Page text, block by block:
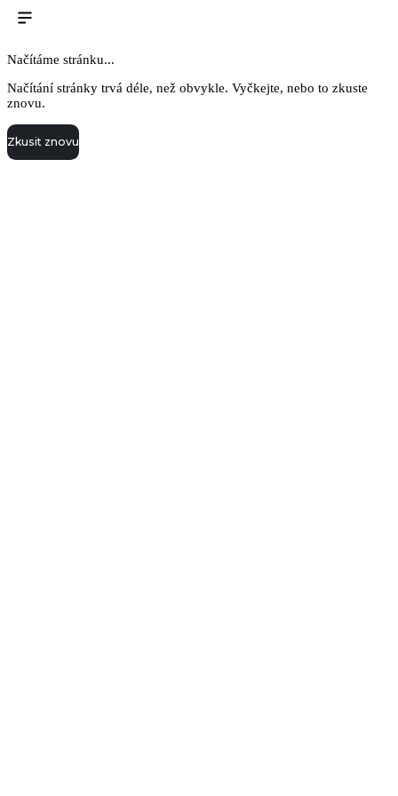
Načítáme stránku...
Načítání stránky trvá déle, než obvykle. Vyčkejte, nebo to zkuste
znovu.
Zkusit znovu